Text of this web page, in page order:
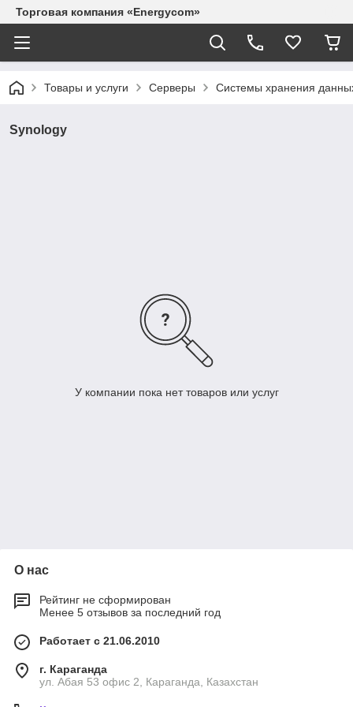
Торговая компания «Energycom»
Товары и услуги Серверы Системы хранения
Synology
У компании пока нет товаров или услуг
О нас
Рейтинг не сформирован
Менее 5 отзывов за последний год
Работает с 21.06.2010
г. Караганда
ул. Абая 53 офис 2, Караганда, Казахстан